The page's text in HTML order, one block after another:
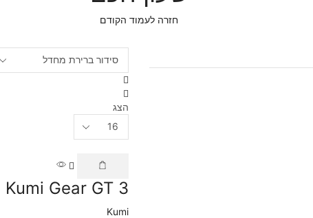
חזרה לעמוד הקודם
הצג
Kumi Gear GT 3
Kumi